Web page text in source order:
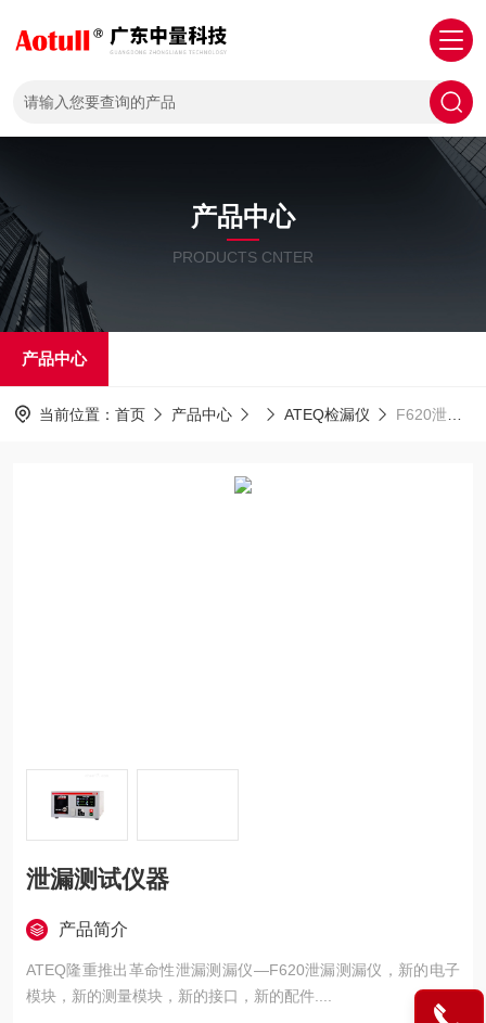
产品中心
PRODUCTS CNTER
产品中心
当前位置： 首页 产品中心 ATEQ检漏仪 F620泄漏测试仪器
泄漏测试仪器
产品简介
ATEQ隆重推出革命性泄漏测漏仪—F620泄漏测漏仪，新的电子
模块，新的测量模块，新的接口，新的配件....